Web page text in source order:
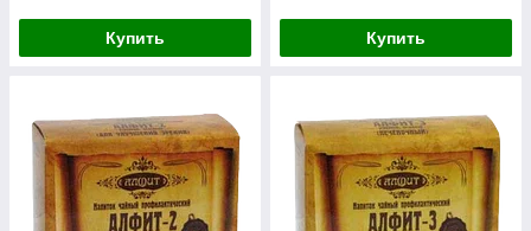
Купить Купить